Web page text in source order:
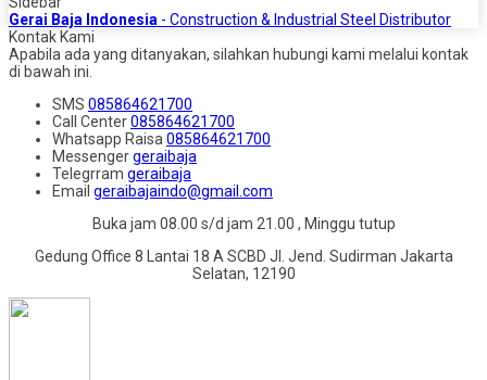
Gerai Baja Indonesia - Construction & Industrial Steel Distributor
Kontak Kami
Apabila ada yang ditanyakan, silahkan hubungi kami melalui kontak
di bawah ini.
SMS 085864621700
Call Center085864621700
Whatsapp Raisa 085864621700
Messengergeraibaja
Telegrram geraibaja
Email geraibajaindo@gmail.com
Buka jam 08.00 s/d jam 21.00 , Minggu tutup
Gedung Office 8 Lantai 18 A SCBD Jl. Jend. Sudirman Jakarta
Selatan, 12190